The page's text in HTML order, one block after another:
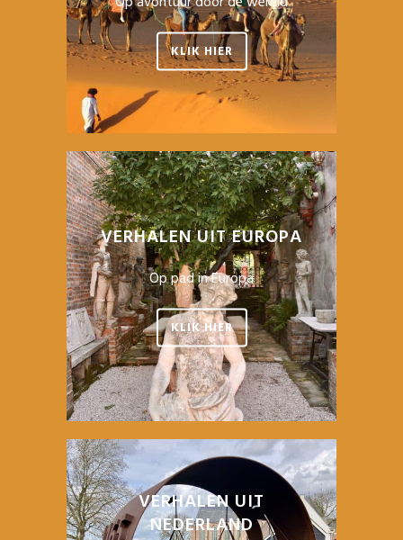
KLIK HIER
VERHALEN UIT EUROPA
Op pad in Europa
KLIK HIER
VERHALEN UIT
NEDERLAND